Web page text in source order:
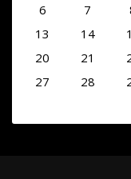
6
7
13
14
20
21
27
28